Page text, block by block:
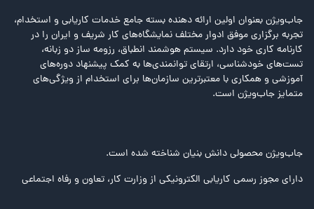
جاب‌ویژن بعنوان اولین ارائه دهنده بسته جامع خدمات کاریابی و استخدام،
تجربه برگزاری موفق ادوار مختلف نمایشگاه‌های کار شریف و ایران را در
کارنامه کاری خود دارد. سیستم هوشمند انطباق، رزومه ساز دو زبانه،
تست‌های خودشناسی، ارتقای توانمندی‌ها به کمک پیشنهاد دوره‌های
آموزشی و همکاری با معتبرترین سازمان‌ها برای استخدام از ویژگی‌های
متمایز جاب‌ویژن است.
جاب‌ویژن محصولی دانش بنیان شناخته شده است.
دارای مجوز رسمی کاریابی الکترونیکی از وزارت کار، تعاون و رفاه اجتماعی